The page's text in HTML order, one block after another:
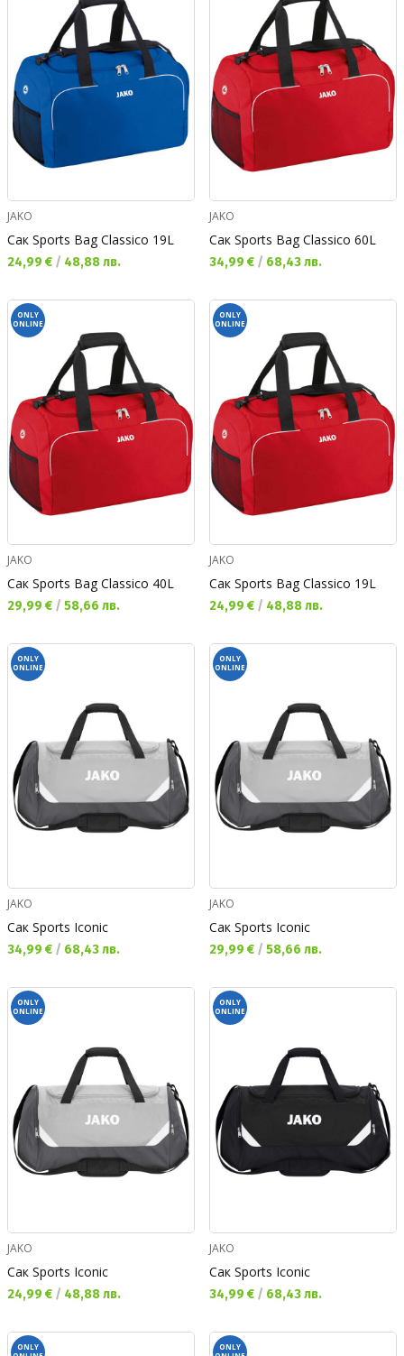
JAKO
Сак Sports Bag Classico 19L
Текуща цена:
24,99 € / 48,88 лв.
JAKO
Сак Sports Bag Classico 60L
Текуща цена:
34,99 € / 68,43 лв.
ONLY
ONLINE
JAKO
Сак Sports Bag Classico 40L
Текуща цена:
29,99 € / 58,66 лв.
ONLY
ONLINE
JAKO
Сак Sports Bag Classico 19L
Текуща цена:
24,99 € / 48,88 лв.
ONLY
ONLINE
JAKO
Сак Sports Iconic
Текуща цена:
34,99 € / 68,43 лв.
ONLY
ONLINE
JAKO
Сак Sports Iconic
Текуща цена:
29,99 € / 58,66 лв.
ONLY
ONLINE
JAKO
Сак Sports Iconic
Текуща цена:
24,99 € / 48,88 лв.
ONLY
ONLINE
JAKO
Сак Sports Iconic
Текуща цена:
34,99 € / 68,43 лв.
ONLY
ONLY